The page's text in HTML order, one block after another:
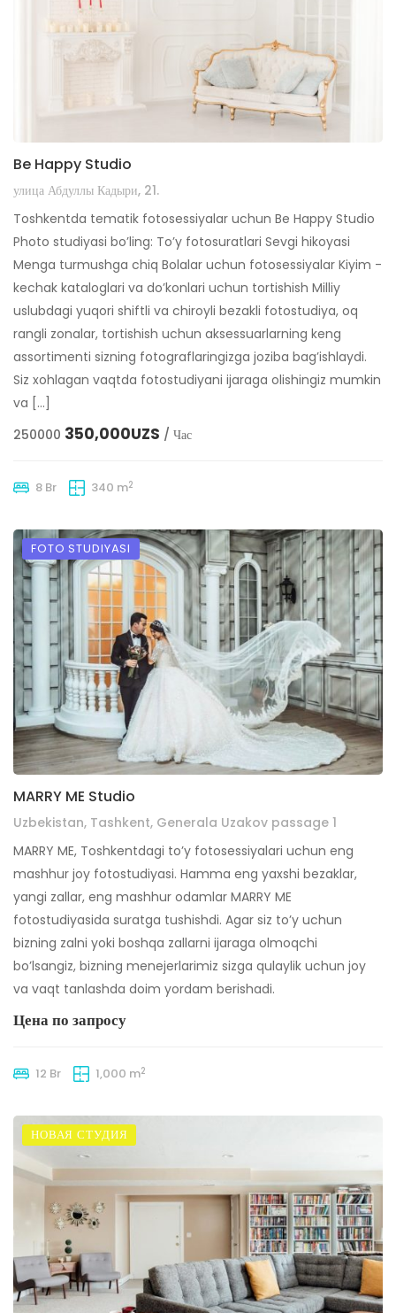
Be Happy Studio
улица Абдуллы Кадыри, 21.
Toshkentda tematik fotosessiyalar uchun Be Happy Studio
Photo studiyasi bo’ling: To’y fotosuratlari Sevgi hikoyasi
Menga turmushga chiq Bolalar uchun fotosessiyalar Kiyim -
kechak kataloglari va do’konlari uchun tortishish Milliy
uslubdagi yuqori shiftli va chiroyli bezakli fotostudiya, oq
rangli zonalar, tortishish uchun aksessuarlarning keng
assortimenti sizning fotograflaringizga joziba bag’ishlaydi.
Siz xohlagan vaqtda fotostudiyani ijaraga olishingiz mumkin
va […]
250000 350,000UZS / Час
8 Br 340 m2
FOTO STUDIYASI
MARRY ME Studio
Uzbekistan, Tashkent, Generala Uzakov passage 1
MARRY ME, Toshkentdagi to’y fotosessiyalari uchun eng
mashhur joy fotostudiyasi. Hamma eng yaxshi bezaklar,
yangi zallar, eng mashhur odamlar MARRY ME
fotostudiyasida suratga tushishdi. Agar siz to’y uchun
bizning zalni yoki boshqa zallarni ijaraga olmoqchi
bo’lsangiz, bizning menejerlarimiz sizga qulaylik uchun joy
va vaqt tanlashda doim yordam berishadi.
Цена по запросу
12 Br 1,000 m2
НОВАЯ СТУДИЯ